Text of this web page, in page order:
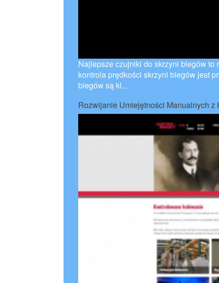
Najlepsze czujniki do skrzyni biegów
kontrola prędkości skrzyni biegów jest
biegów są kl...
Rozwijanie Umiejętności Manualnych z